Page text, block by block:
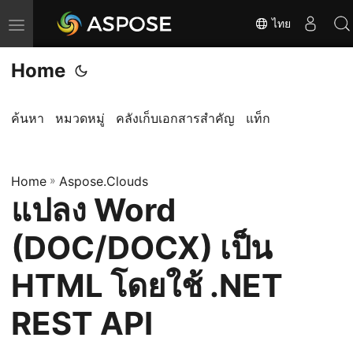
T
o
g
l
a
v
i
g
t
i
o
ไทย
Home
ค้นหา หมวดหมู่ คลังเก็บเอกสารสำคัญ แท็ก
Home » Aspose.Clouds
แปลง Word
(DOC/DOCX) เป็น
HTML โดยใช้ .NET
REST API